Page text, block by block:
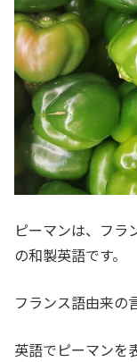
ピーマンは、フ
の和製英語です。
フランス語由来の
英語でピーマンを